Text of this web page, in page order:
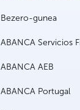
Bezero-gunea
ABANCA Servicios
ABANCA AEB
ABANCA Portugal